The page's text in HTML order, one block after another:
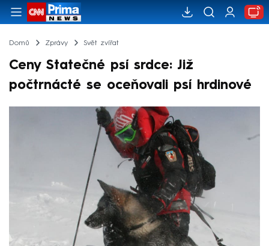
Domů Zprávy Svět zvířat
Ceny Statečné psí srdce: Již
počtrnácté se oceňovali psí hrdinové